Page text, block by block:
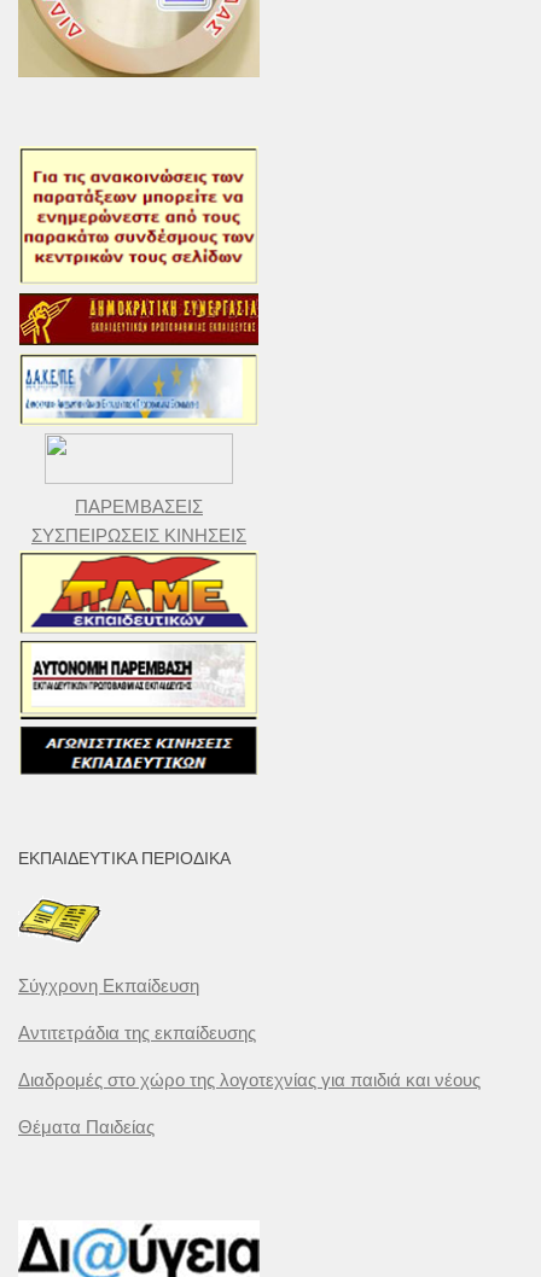
ΠΑΡΕΜΒΑΣΕΙΣ
ΣΥΣΠΕΙΡΩΣΕΙΣ ΚΙΝΗΣΕΙΣ
ΕΚΠΑΙΔΕΥΤΙΚΆ ΠΕΡΙΟΔΙΚΆ
Σύγχρονη Εκπαίδευση
Αντιτετράδια της εκπαίδευσης
Διαδρομές στο χώρο της λογοτεχνίας για παιδιά και νέους
Θέματα Παιδείας